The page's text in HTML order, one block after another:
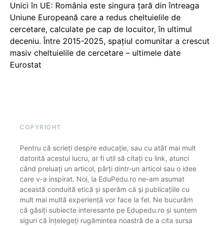
Unici în UE: România este singura țară din întreaga
Uniune Europeană care a redus cheltuielile de
cercetare, calculate pe cap de locuitor, în ultimul
deceniu. Între 2015-2025, spațiul comunitar a crescut
masiv cheltuielile de cercetare – ultimele date
Eurostat
COPYRIGHT
Pentru că scrieți despre educație, sau cu atât mai mult
datorită acestui lucru, ar fi util să citați cu link, atunci
când preluați un articol, părți dintr-un articol sau o idee
care v-a inspirat. Noi, la EduPedu.ro ne-am asumat
această conduită etică și sperăm că și publicațiile cu
mult mai multă experiență vor face la fel. Ne bucurăm
că găsiți subiecte interesante pe Edupedu.ro și suntem
siguri că înțelegeți rugămintea noastră de a cita sursa